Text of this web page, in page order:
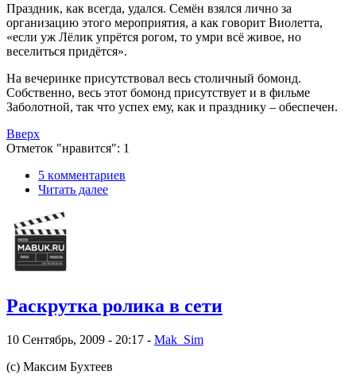
Праздник, как всегда, удался. Семён взялся лично за
организацию этого мероприятия, а как говорит Виолетта,
«если уж Лёлик упрётся рогом, то умри всё живое, но
веселиться придётся».
На вечеринке присутствовал весь столичный бомонд.
Собственно, весь этот бомонд присутствует и в фильме
Заболотной, так что успех ему, как и празднику – обеспечен.
Вверх
Отметок "нравится": 1
5 кoммeнтаpиев
Читать далее
Раскрутка ролика в сети
10 Сентябрь, 2009 - 20:17 - Mak_Sim
(с) Максим Бухтеев